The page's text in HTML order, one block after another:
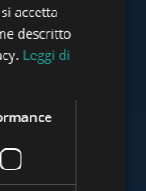
ITALIAN
SPANISH
ARABIC
accetta
descritto
Leggi di